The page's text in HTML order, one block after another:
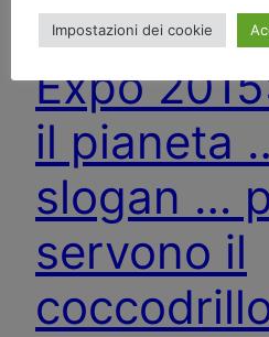
Expo
il pianeta
slogan …
servono il
Impostazioni dei cookie